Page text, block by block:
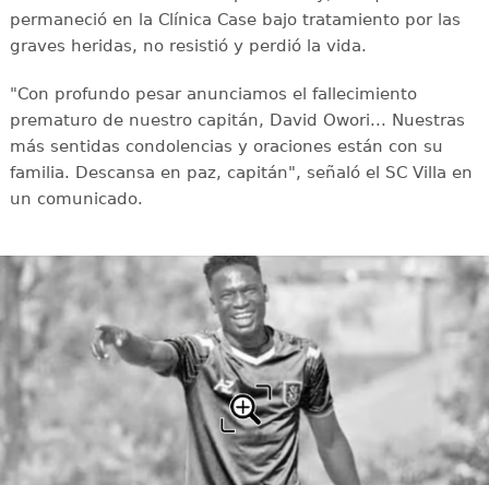
permaneció en la Clínica Case bajo tratamiento por las
graves heridas, no resistió y perdió la vida.
"Con profundo pesar anunciamos el fallecimiento
prematuro de nuestro capitán, David Owori... Nuestras
más sentidas condolencias y oraciones están con su
familia. Descansa en paz, capitán", señaló el SC Villa en
un comunicado.